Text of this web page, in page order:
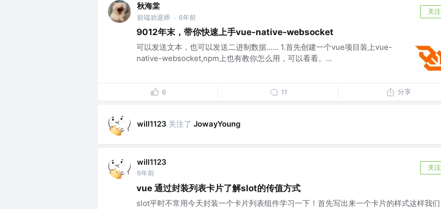
秋海棠
前端劝退师 · 6年前
关注
9012年末，带你快速上手vue-native-websocket
可以发送文本，也可以发送二进制数据...... 1.首先创建一个vue项目装上vue-
native-websocket,npm上也有教你怎么用，可以看看。...
6 11 分享
will1123 关注了 JowayYoung
will1123
6年前
关注
vue 通过封装列表卡片了解slot的传值方式
slot平时不常用今天封装一个卡片列表组件学习一下！首先写出来一个卡片的样式这样我们